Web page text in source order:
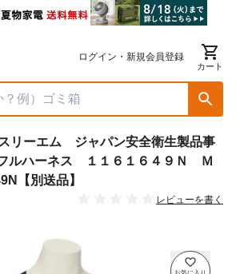
ログイン・新規会員登録
カート
リーエム ジャパン安全衛生製品事
ルハーネス １１６１６４９Ｎ Ｍ
【別送品】
レビューを書く